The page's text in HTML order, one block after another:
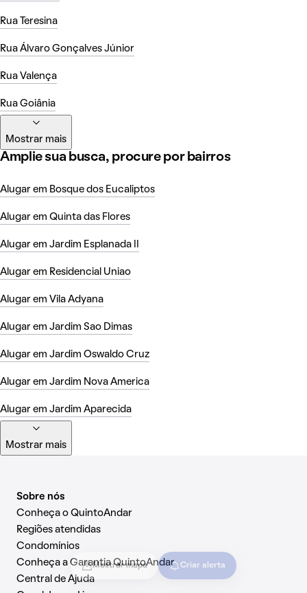
Mostrar mapa Criar alerta
Rua Teresina
Rua Álvaro Gonçalves Júnior
Rua Valença
Rua Goiânia
Mostrar mais
Amplie sua busca, procure por bairros
Alugar em Bosque dos Eucaliptos
Alugar em Quinta das Flores
Alugar em Jardim Esplanada II
Alugar em Residencial Uniao
Alugar em Vila Adyana
Alugar em Jardim Sao Dimas
Alugar em Jardim Oswaldo Cruz
Alugar em Jardim Nova America
Alugar em Jardim Aparecida
Mostrar mais
Sobre nós
Conheça o QuintoAndar
Regiões atendidas
Condomínios
Conheça a Garantia QuintoAndar
Central de Ajuda